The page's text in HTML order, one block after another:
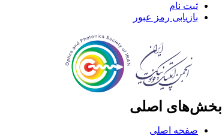
ثبت نام
بازیابی رمز عبور
بخش‌های اصلی
صفحه اصلی